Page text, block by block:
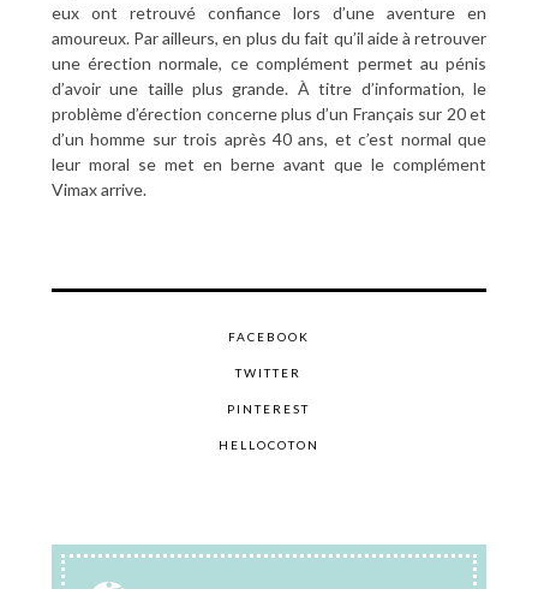
eux ont retrouvé confiance lors d’une aventure en
amoureux. Par ailleurs, en plus du fait qu’il aide à retrouver
une érection normale, ce complément permet au pénis
d’avoir une taille plus grande. À titre d’information, le
problème d’érection concerne plus d’un Français sur 20 et
d’un homme sur trois après 40 ans, et c’est normal que
leur moral se met en berne avant que le complément
Vimax arrive.
FACEBOOK
TWITTER
PINTEREST
HELLOCOTON